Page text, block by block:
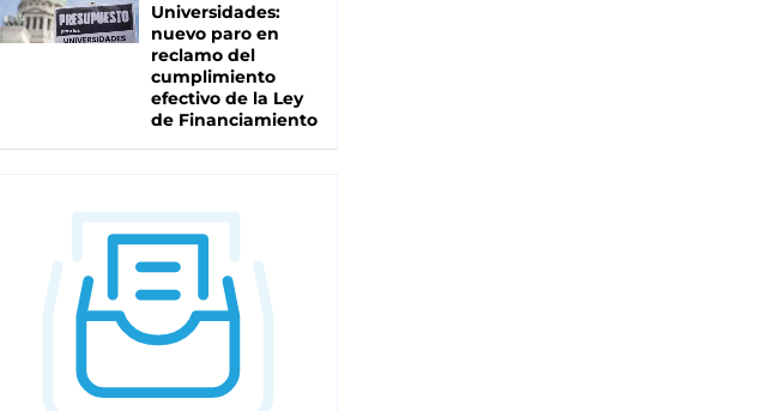
Universidades:
nuevo paro en
reclamo del
cumplimiento
efectivo de la Ley
de Financiamiento